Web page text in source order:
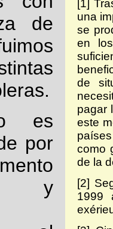
[1]
una
se
en
de
pagar
este
como
de la
[2]
1999
de
es
por
y